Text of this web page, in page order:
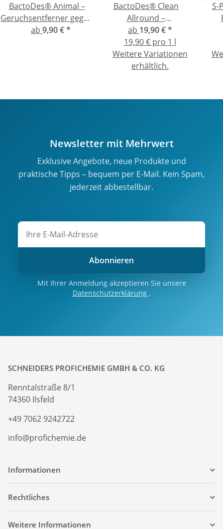
BactoDes® Animal –
Geruchsentferner gegen
Katzen- und Hundeurin
ab 9,90 €*
BactoDes® Clean
Allround –
Geruchsentferner mit
Reinigungswirkung
ab 19,90 €*
19,90 € pro 1 l
Weitere Variationen
erhältlich.
S-
Newsletter mit Mehrwert
Exklusive Angebote, neue Produkte und
praktische Tipps – bequem per E-Mail. Kein Spam,
jederzeit abbestellbar.
Abonnieren
Mit Ihrer Anmeldung akzeptieren Sie unsere
Datenschutzerklärung .
SCHNEIDERS PROFICHEMIE GMBH & CO. KG
Renntalstraße 8/1
74360 Ilsfeld
+49 7062 9242722
info@profichemie.de
Informationen
Rechtliches
Weitere Informationen